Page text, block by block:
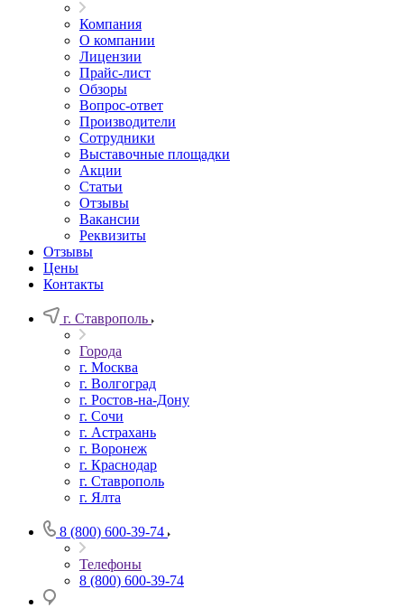
Компания
О компании
Лицензии
Прайс-лист
Обзоры
Вопрос-ответ
Производители
Сотрудники
Выставочные площадки
Акции
Статьи
Отзывы
Вакансии
Реквизиты
Отзывы
Цены
Контакты
г. Ставрополь
Города
г. Москва
г. Волгоград
г. Ростов-на-Дону
г. Сочи
г. Астрахань
г. Воронеж
г. Краснодар
г. Ставрополь
г. Ялта
8 (800) 600-39-74
Телефоны
8 (800) 600-39-74